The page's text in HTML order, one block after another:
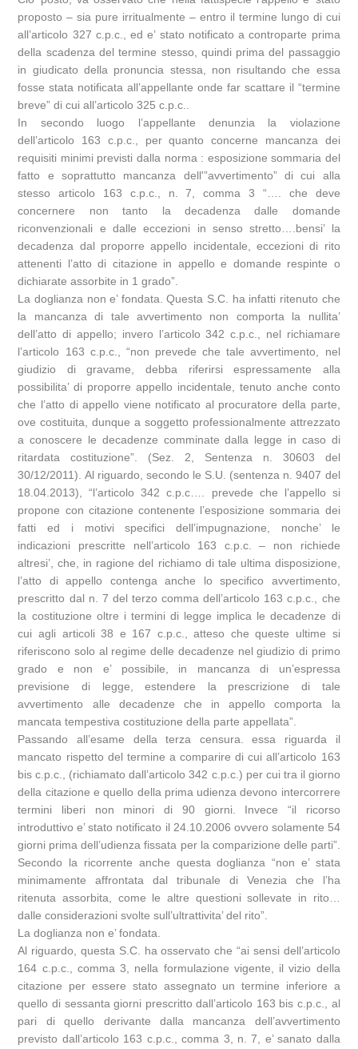
proposto – sia pure irritualmente – entro il termine lungo di cui
all’articolo 327 c.p.c., ed e’ stato notificato a controparte prima
della scadenza del termine stesso, quindi prima del passaggio
in giudicato della pronuncia stessa, non risultando che essa
fosse stata notificata all’appellante onde far scattare il “termine
breve” di cui all’articolo 325 c.p.c..
In secondo luogo l’appellante denunzia la violazione
dell’articolo 163 c.p.c., per quanto concerne mancanza dei
requisiti minimi previsti dalla norma : esposizione sommaria del
fatto e soprattutto mancanza dell'”avvertimento” di cui alla
stesso articolo 163 c.p.c., n. 7, comma 3 “…. che deve
concernere non tanto la decadenza dalle domande
riconvenzionali e dalle eccezioni in senso stretto….bensi’ la
decadenza dal proporre appello incidentale, eccezioni di rito
attenenti l’atto di citazione in appello e domande respinte o
dichiarate assorbite in 1 grado”.
La doglianza non e’ fondata. Questa S.C. ha infatti ritenuto che
la mancanza di tale avvertimento non comporta la nullita’
dell’atto di appello; invero l’articolo 342 c.p.c., nel richiamare
l’articolo 163 c.p.c., “non prevede che tale avvertimento, nel
giudizio di gravame, debba riferirsi espressamente alla
possibilita’ di proporre appello incidentale, tenuto anche conto
che l’atto di appello viene notificato al procuratore della parte,
ove costituita, dunque a soggetto professionalmente attrezzato
a conoscere le decadenze comminate dalla legge in caso di
ritardata costituzione”. (Sez. 2, Sentenza n. 30603 del
30/12/2011). Al riguardo, secondo le S.U. (sentenza n. 9407 del
18.04.2013), “l’articolo 342 c.p.c…. prevede che l’appello si
propone con citazione contenente l’esposizione sommaria dei
fatti ed i motivi specifici dell’impugnazione, nonche’ le
indicazioni prescritte nell’articolo 163 c.p.c. – non richiede
altresi’, che, in ragione del richiamo di tale ultima disposizione,
l’atto di appello contenga anche lo specifico avvertimento,
prescritto dal n. 7 del terzo comma dell’articolo 163 c.p.c., che
la costituzione oltre i termini di legge implica le decadenze di
cui agli articoli 38 e 167 c.p.c., atteso che queste ultime si
riferiscono solo al regime delle decadenze nel giudizio di primo
grado e non e’ possibile, in mancanza di un’espressa
previsione di legge, estendere la prescrizione di tale
avvertimento alle decadenze che in appello comporta la
mancata tempestiva costituzione della parte appellata”.
Passando all’esame della terza censura. essa riguarda il
mancato rispetto del termine a comparire di cui all’articolo 163
bis c.p.c., (richiamato dall’articolo 342 c.p.c.) per cui tra il giorno
della citazione e quello della prima udienza devono intercorrere
termini liberi non minori di 90 giorni. Invece “il ricorso
introduttivo e’ stato notificato il 24.10.2006 ovvero solamente 54
giorni prima dell’udienza fissata per la comparizione delle parti”.
Secondo la ricorrente anche questa doglianza “non e’ stata
minimamente affrontata dal tribunale di Venezia che l’ha
ritenuta assorbita, come le altre questioni sollevate in rito…
dalle considerazioni svolte sull’ultrattivita’ del rito”.
La doglianza non e’ fondata.
Al riguardo, questa S.C. ha osservato che “ai sensi dell’articolo
164 c.p.c., comma 3, nella formulazione vigente, il vizio della
citazione per essere stato assegnato un termine inferiore a
quello di sessanta giorni prescritto dall’articolo 163 bis c.p.c., al
pari di quello derivante dalla mancanza dell’avvertimento
previsto dall’articolo 163 c.p.c., comma 3, n. 7, e’ sanato dalla